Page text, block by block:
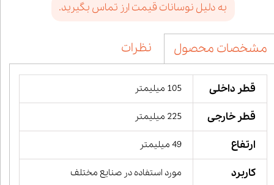
به دلیل نوسانات قیمت ارز تماس بگیرید.
مشخصات محصول نظرات
قطر داخلی 105 میلیمتر
قطر خارجی 225 میلیمتر
ارتفاع 49 میلیمتر
کاربرد مورد استفاده در صنایع مختلف